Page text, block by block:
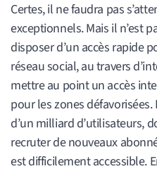
Certes, il ne faudra pas
exceptionnels. Mais il n’est
disposer d’un accès rapide
réseau social, au travers
mettre au point un accès
pour les zones
d’un milliard d’utilisateurs,
recruter de nouveaux
est difficilement accessible.